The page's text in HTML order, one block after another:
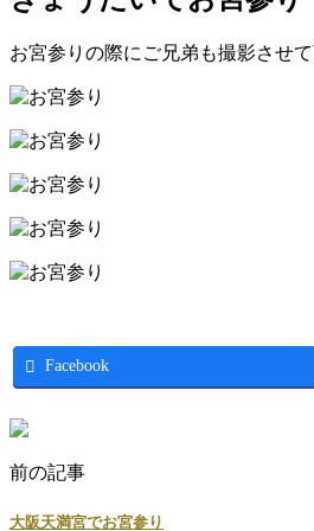
お宮参りの際にご兄弟も撮影させ
Facebook
前の記事
大阪天満宮でお宮参り